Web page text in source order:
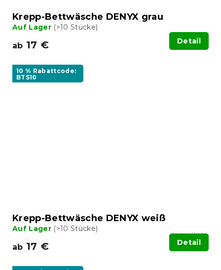
Krepp-Bettwäsche DENYX grau
Auf Lager (>10 Stücke)
ab 17 € Detail
10 % Rabattcode:
BTS10
Krepp-Bettwäsche DENYX weiß
Auf Lager (>10 Stücke)
ab 17 € Detail